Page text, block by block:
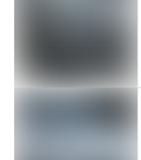
Borrar todo